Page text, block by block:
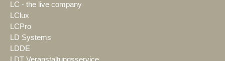
LC - the live company
LClux
LCPro
LD Systems
LDDE